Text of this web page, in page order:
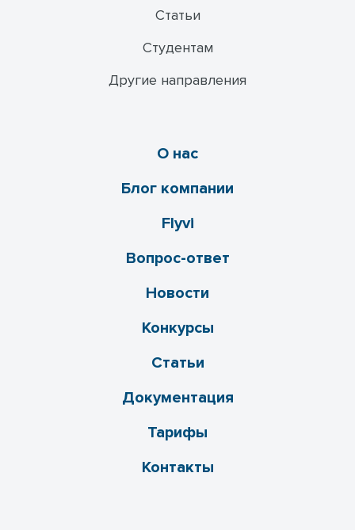
Статьи
Студентам
Другие направления
О нас
Блог компании
Flyvi
Вопрос-ответ
Новости
Конкурсы
Статьи
Документация
Тарифы
Контакты